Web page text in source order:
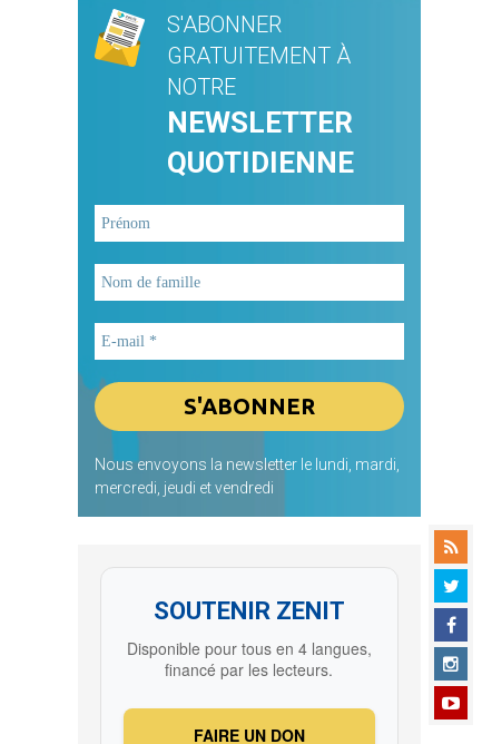
S'ABONNER
GRATUITEMENT À
NOTRE
NEWSLETTER
QUOTIDIENNE
Nous envoyons la newsletter le lundi, mardi,
mercredi, jeudi et vendredi
SOUTENIR ZENIT
Disponible pour tous en 4 langues,
financé par les lecteurs.
FAIRE UN DON